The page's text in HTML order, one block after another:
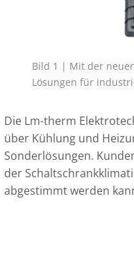
Bild 1 | Mit der
Lösungen für
Die Lm-therm
über Kühlung und
Sonderlösungen.
der
abgestimmt werden